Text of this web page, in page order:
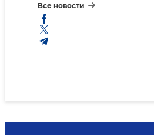
Все новости